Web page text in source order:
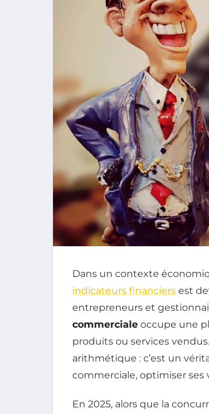
Dans un contexte
indicateurs financiers est
entrepreneurs et
commerciale occupe une
produits ou services
arithmétique : c’est un
commerciale, optimiser ses
En 2025, alors que la